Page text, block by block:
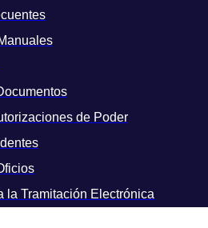
de Poder
la Tramitación Electrónica